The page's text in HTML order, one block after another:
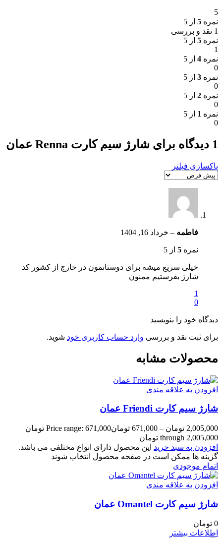
5
نمره 5 از 5
1 نقد و بررسی
نمره 5 از 5
1
نمره 4 از 5
0
نمره 3 از 5
0
نمره 2 از 5
0
نمره 1 از 5
0
1 دیدگاه برای شارژ سیم کارت Renna عمان
پاکسازی فیلتر
فاطمه – خرداد 16, 1404
نمره 5 از 5
خیلی سریع میشه برای دوستانمون در خارج از کشور کد
شارژ بفرستیم ممنون
1
0
دیدگاه خود را بنویسید
برای ثبت نقد و بررسی وارد حساب کاربری خود شوید.
محصولات مشابه
افزودن به علاقه مندی
شارژ سیم کارت Friendi عمان
2,005,000 تومان –
671,000 تومان
Price range: 671,000 تومان
through 2,005,000 تومان
افزودن به سبد خرید این محصول دارای انواع مختلفی می باشد.
گزینه ها ممکن است در صفحه محصول انتخاب شوند
اتمام موجودی
افزودن به علاقه مندی
شارژ سیم کارت Omantel عمان
0 تومان
اطلاعات بیشتر